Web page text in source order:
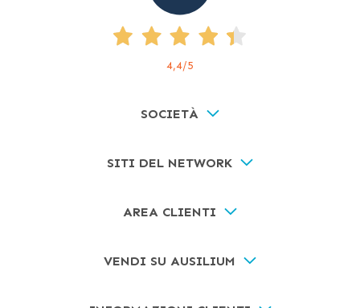
4,4/5
SOCIETÀ
SITI DEL NETWORK
AREA CLIENTI
VENDI SU AUSILIUM